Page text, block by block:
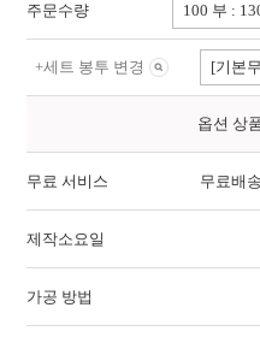
주문수량
+세트 봉투 변경 [기본
옵션 상
무료 서비스 무료배
제작소요일
가공 방법